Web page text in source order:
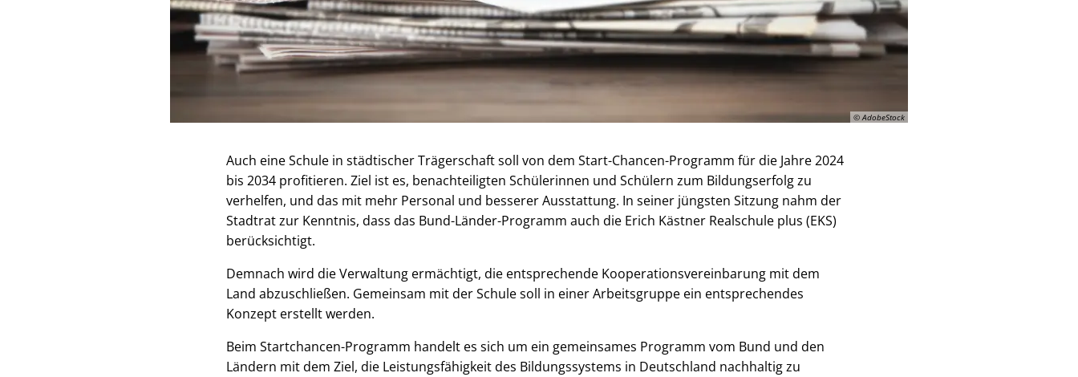
© AdobeStock
Auch eine Schule in städtischer Trägerschaft soll von dem Start-Chancen-Programm für die Jahre 2024
bis 2034 profitieren. Ziel ist es, benachteiligten Schülerinnen und Schülern zum Bildungserfolg zu
verhelfen, und das mit mehr Personal und besserer Ausstattung. In seiner jüngsten Sitzung nahm der
Stadtrat zur Kenntnis, dass das Bund-Länder-Programm auch die Erich Kästner Realschule plus (EKS)
berücksichtigt.
Demnach wird die Verwaltung ermächtigt, die entsprechende Kooperationsvereinbarung mit dem
Land abzuschließen. Gemeinsam mit der Schule soll in einer Arbeitsgruppe ein entsprechendes
Konzept erstellt werden.
Beim Startchancen-Programm handelt es sich um ein gemeinsames Programm vom Bund und den
Ländern mit dem Ziel, die Leistungsfähigkeit des Bildungssystems in Deutschland nachhaltig zu